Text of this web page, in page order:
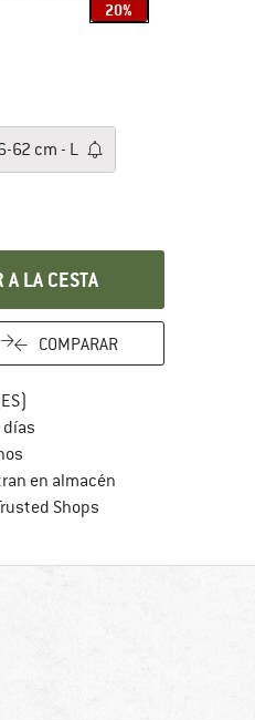
20%
62 cm - L
se abre en una ventana de
A LA CESTA
COMPARAR
díasvaya a la política de
en almacén
Shops¡toda la información